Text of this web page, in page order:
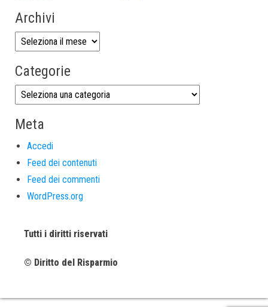
Archivi
Categorie
Meta
Accedi
Feed dei contenuti
Feed dei commenti
WordPress.org
Tutti i diritti riservati
© Diritto del Risparmio